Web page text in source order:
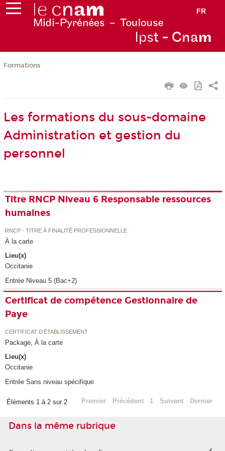
FR
Ipst - Cnam
Formations
Les formations du sous-domaine
Administration et gestion du
personnel
Titre RNCP Niveau 6 Responsable ressources
humaines
RNCP - TITRE À FINALITÉ PROFESSIONNELLE
À la carte
Lieu(x)
Occitanie
Entrée Niveau 5 (Bac+2)
Certificat de compétence Gestionnaire de
Paye
CERTIFICAT D'ÉTABLISSEMENT
Package, À la carte
Lieu(x)
Occitanie
Entrée Sans niveau spécifique
Éléments 1 à 2 sur 2 Premier Précédent 1 Suivant Dernier
Dans la même rubrique